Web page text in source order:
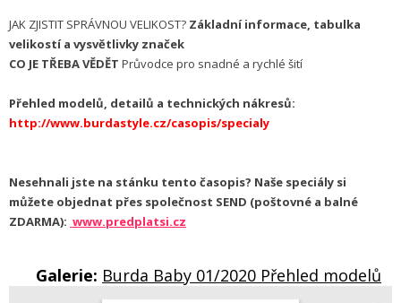
JAK ZJISTIT SPRÁVNOU VELIKOST? Základní informace, tabulka
velikostí a vysvětlivky značek
CO JE TŘEBA VĚDĚT Průvodce pro snadné a rychlé šití
Přehled modelů, detailů a technických nákresů:
http://www.burdastyle.cz/casopis/specialy
Nesehnali jste na stánku tento časopis? Naše speciály si
můžete objednat přes společnost SEND (poštovné a balné
ZDARMA): www.predplatsi.cz
Galerie: Burda Baby 01/2020 Přehled modelů